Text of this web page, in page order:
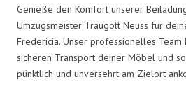
Genieße den Komfort unserer
Umzugsmeister Traugott Neuss für
Fredericia. Unser professionelles Team
sicheren Transport deiner Möbel und
pünktlich und unversehrt am Zielort